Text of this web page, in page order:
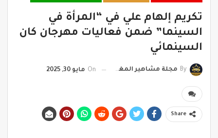
تكريم إلهام علي في “المرأة في
السينما” ضمن فعاليات مهرجان كان
السينمائي
By مجلة مشاهير المغرب On مايو 30, 2025
Share